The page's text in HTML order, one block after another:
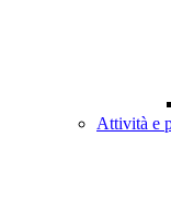
Attività e